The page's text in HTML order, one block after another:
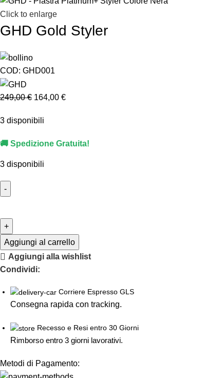
Click to enlarge
GHD Gold Styler
COD: GHD001
249,00€ 164,00 €
3 disponibili
🚚 Spedizione Gratuita!
3 disponibili
Aggiungi al carrello
Aggiungi alla wishlist
Condividi:
Corriere Espresso GLS
Consegna rapida con tracking.
Recesso e Resi entro 30 Giorni
Rimborso entro 3 giorni lavorativi.
Metodi di Pagamento: